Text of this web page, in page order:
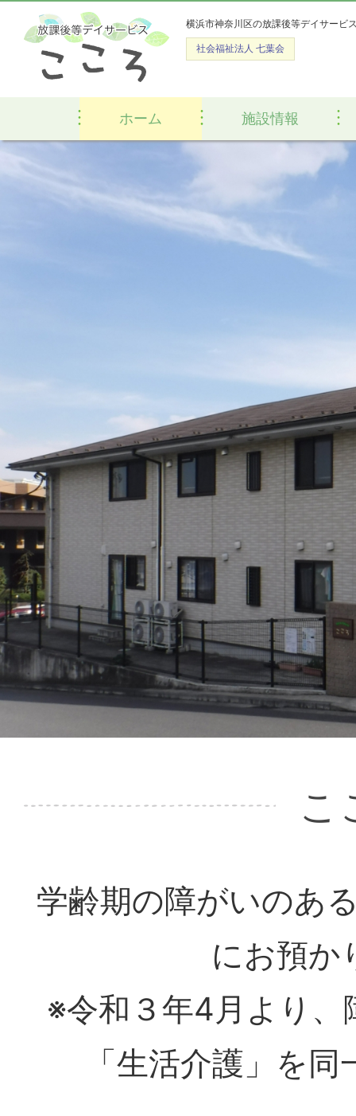
横浜市神奈川区の放課後等デイサービ
社会福祉法人 七葉会
ホーム 施設情報
こ
学齢期の障がいのあ
にお預か
※令和３年4月より
「生活介護」を